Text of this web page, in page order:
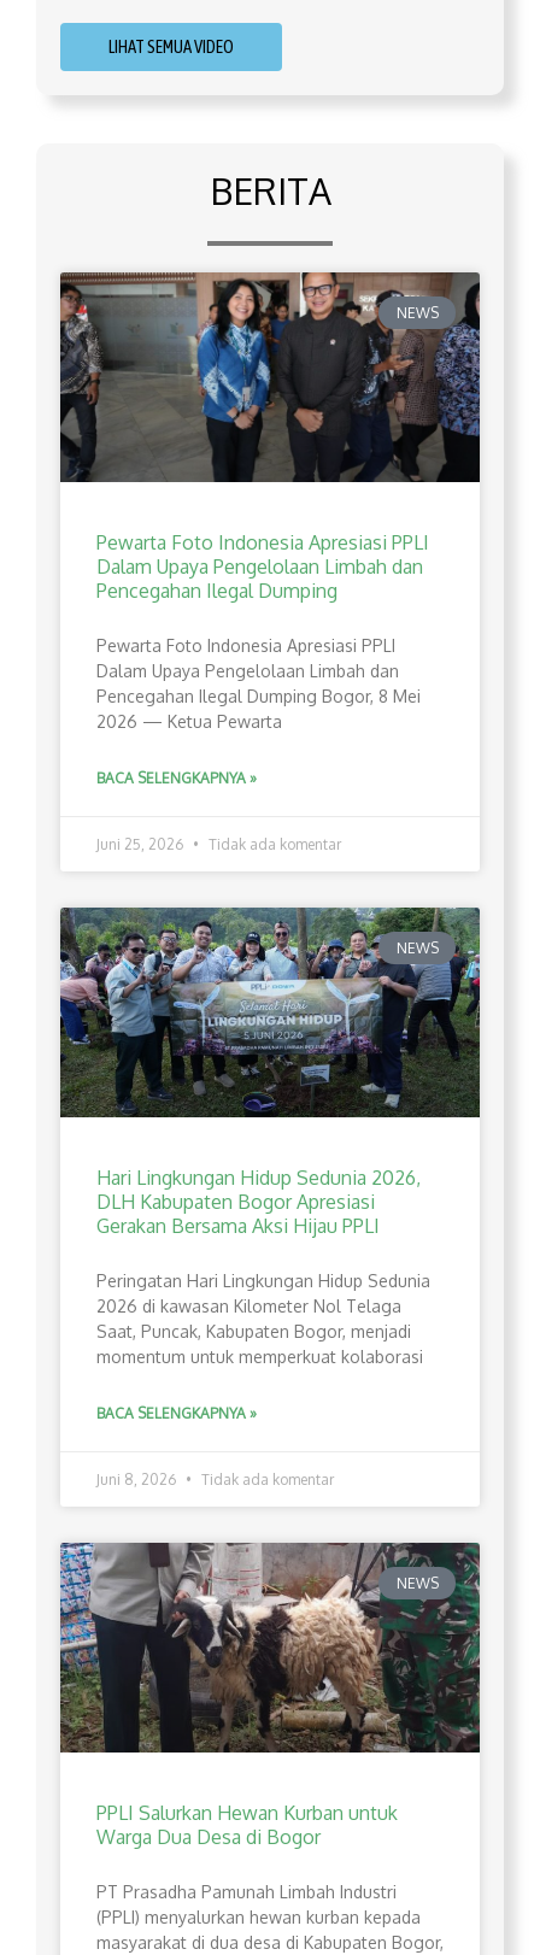
LIHAT SEMUA VIDEO
BERITA
NEWS
Pewarta Foto Indonesia Apresiasi PPLI
Dalam Upaya Pengelolaan Limbah dan
Pencegahan Ilegal Dumping
Pewarta Foto Indonesia Apresiasi PPLI
Dalam Upaya Pengelolaan Limbah dan
Pencegahan Ilegal Dumping Bogor, 8 Mei
2026 — Ketua Pewarta
BACA SELENGKAPNYA »
Juni 25, 2026 Tidak ada komentar
NEWS
Hari Lingkungan Hidup Sedunia 2026,
DLH Kabupaten Bogor Apresiasi
Gerakan Bersama Aksi Hijau PPLI
Peringatan Hari Lingkungan Hidup Sedunia
2026 di kawasan Kilometer Nol Telaga
Saat, Puncak, Kabupaten Bogor, menjadi
momentum untuk memperkuat kolaborasi
BACA SELENGKAPNYA »
Juni 8, 2026 Tidak ada komentar
NEWS
PPLI Salurkan Hewan Kurban untuk
Warga Dua Desa di Bogor
PT Prasadha Pamunah Limbah Industri
(PPLI) menyalurkan hewan kurban kepada
masyarakat di dua desa di Kabupaten Bogor,